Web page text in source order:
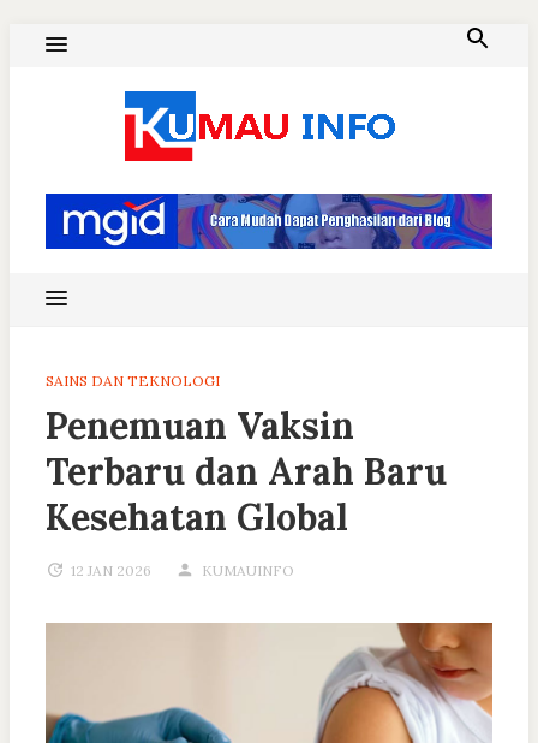
SAINS DAN TEKNOLOGI
Penemuan Vaksin
Terbaru dan Arah Baru
Kesehatan Global
12 JAN 2026 KUMAUINFO